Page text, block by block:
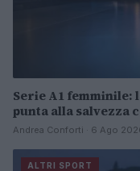
Serie A1 femminile:
punta alla
Andrea Conforti · 6 Ago
ALTRI SPORT